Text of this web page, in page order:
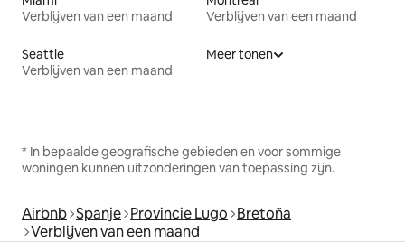
Verblijven van een maand
Verblijven van een maand
Seattle
Verblijven van een maand
Meer tonen
* In bepaalde geografische gebieden en voor sommige
woningen kunnen uitzonderingen van toepassing zijn.
Airbnb Spanje Provincie Lugo Bretoña
Verblijven van een maand